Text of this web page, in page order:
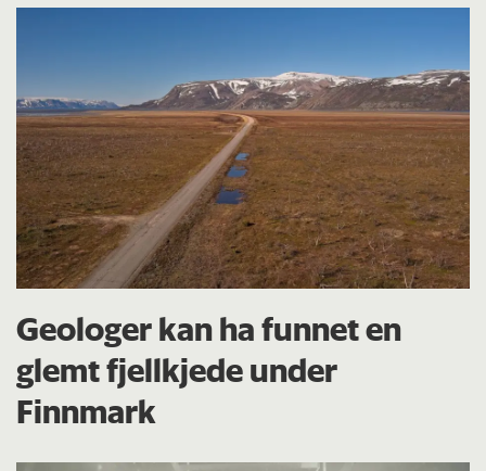
Geologer kan ha funnet en
glemt fjellkjede under
Finnmark